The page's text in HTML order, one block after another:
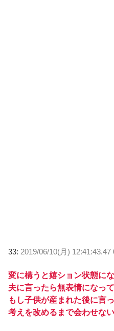
33: 2019/06/10(月) 12:41:43.47
変に構うと嬉ション状態に
夫に言ったら無表情になっ
もし子供が産まれた後に言
考えを改めるまで会わせな